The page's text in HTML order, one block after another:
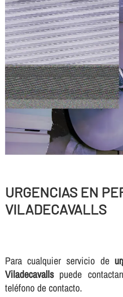
URGENCIAS EN
VILADECAVALLS
Para cualquier servicio de
Viladecavallspuede
teléfono de contacto.